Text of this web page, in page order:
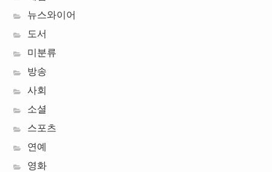
뉴스와이어
도서
미분류
방송
사회
소셜
스포츠
연예
영화